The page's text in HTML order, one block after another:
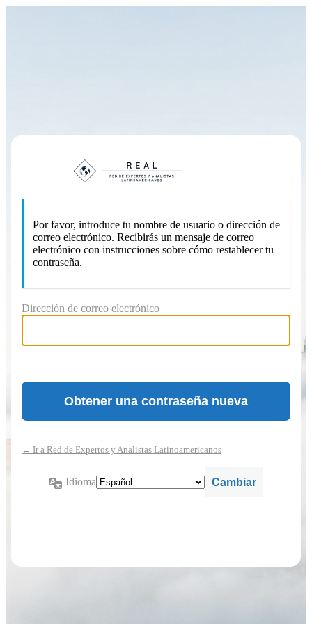
Por favor, introduce tu nombre de usuario o dirección de
correo electrónico. Recibirás un mensaje de correo
electrónico con instrucciones sobre cómo restablecer tu
contraseña.
Dirección de correo electrónico
← Ir a Red de Expertos y Analistas Latinoamericanos
Idioma